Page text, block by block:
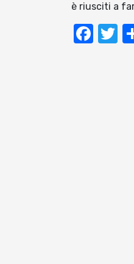
è riusciti a